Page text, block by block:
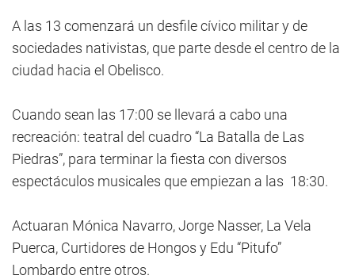
A las 13 comenzará un desfile cívico militar y de
sociedades nativistas, que parte desde el centro de la
ciudad hacia el Obelisco.
Cuando sean las 17:00 se llevará a cabo una
recreación: teatral del cuadro “La Batalla de Las
Piedras”, para terminar la fiesta con diversos
espectáculos musicales que empiezan a las 18:30.
Actuaran Mónica Navarro, Jorge Nasser, La Vela
Puerca, Curtidores de Hongos y Edu “Pitufo”
Lombardo entre otros.